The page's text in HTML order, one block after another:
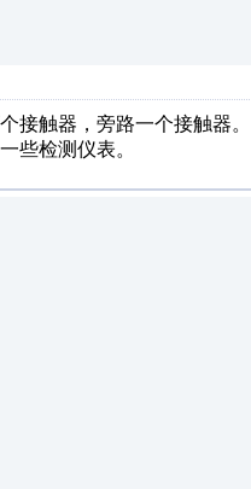
接触器，旁路一个接触器
些检测仪表。